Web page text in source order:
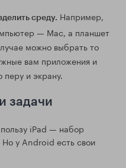
среду. Например,
— Mac, а планшет
можно выбрать то
вам приложения и
перу и экрану.
задачи
iPad — набор
у Android есть свои